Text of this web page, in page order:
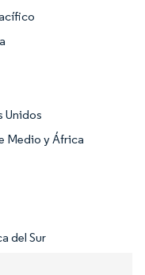
Unidos
Medio y África
del Sur